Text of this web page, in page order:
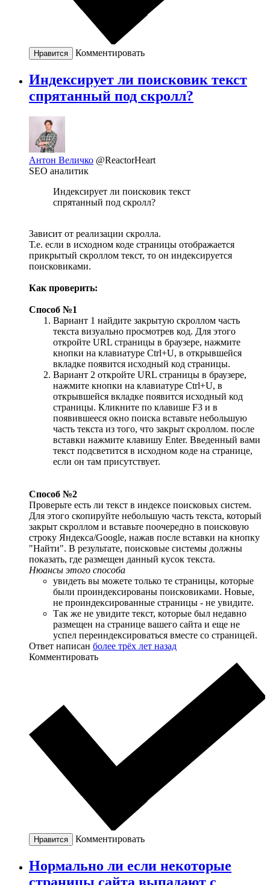
Нравится Комментировать
Индексирует ли поисковик текст
спрятанный под скролл?
Антон Величко @ReactorHeart
SEO аналитик
Индексирует ли поисковик текст
спрятанный под скролл?
Зависит от реализации скролла.
Т.е. если в исходном коде страницы отображается
прикрытый скроллом текст, то он индексируется
поисковиками.
Как проверить:
Способ №1
Вариант 1 найдите закрытую скроллом часть
текста визуально просмотрев код. Для этого
откройте URL страницы в браузере, нажмите
кнопки на клавиатуре Ctrl+U, в открывшейся
вкладке появится исходный код страницы.
Вариант 2 откройте URL страницы в браузере,
нажмите кнопки на клавиатуре Ctrl+U, в
открывшейся вкладке появится исходный код
страницы. Кликните по клавише F3 и в
появившееся окно поиска вставьте небольшую
часть текста из того, что закрыт скроллом. после
вставки нажмите клавишу Enter. Введенный вами
текст подсветится в исходном коде на странице,
если он там присутствует.
Способ №2
Проверьте есть ли текст в индексе поисковых систем.
Для этого скопируйте небольшую часть текста, который
закрыт скроллом и вставьте поочередно в поисковую
строку Яндекса/Google, нажав после вставки на кнопку
"Найти". В результате, поисковые системы должны
показать, где размещен данный кусок текста.
Нюансы этого способа
увидеть вы можете только те страницы, которые
были проиндексированы поисковиками. Новые,
не проиндексированные страницы - не увидите.
Так же не увидите текст, которые был недавно
размещен на странице вашего сайта и еще не
успел переиндексироваться вместе со страницей.
Ответ написан более трёх лет назад
Комментировать
Нравится Комментировать
Нормально ли если некоторые
страницы сайта выпадают с